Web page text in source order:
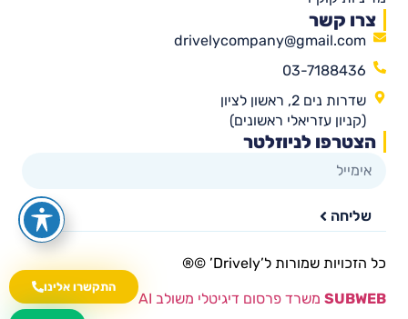
התקשרו אלינו
wa.me/535216644
צרו קשר
drivelycompany@gmail.com
03-7188436
שדרות נים 2, ראשון לציון
(קניון עזריאלי ראשונים)
הצטרפו לניוזלטר
שליחה
כל הזכויות שמורות ל’Drively’ ©®​
SUBWEB משרד פרסום דיגיטלי משולב AI